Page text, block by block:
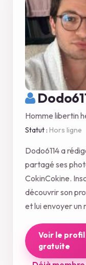
Homme libertin
Statut : Hors ligne
Dodo6114 a
partagé ses
CokinCokine.
découvrir son
et lui envoyer un
Voir le
gratuite